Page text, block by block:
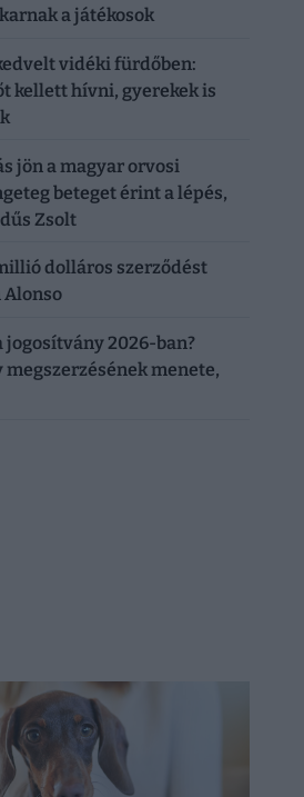
a játékosok
vidéki fürdőben:
kellett hívni, gyerekek is
jön a magyar orvosi
beteget érint a lépés,
Zsolt
dolláros szerződést
Alonso
jogosítvány 2026-ban?
megszerzésének menete,